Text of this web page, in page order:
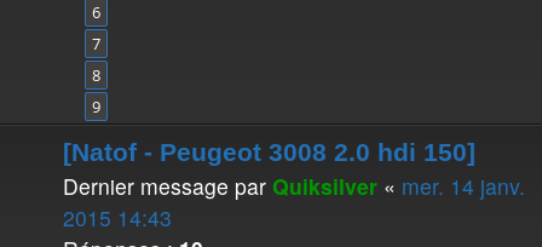
6
7
8
9
[Natof - Peugeot 3008 2.0 hdi 150]
Dernier message par Quiksilver « mer. 14 janv.
2015 14:43